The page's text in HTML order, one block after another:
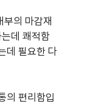
부의 마감재
데 쾌적함
데 필요한 다
의 편리함입